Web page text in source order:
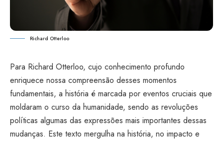
Richard Otterloo
Para Richard Otterloo, cujo conhecimento profundo
enriquece nossa compreensão desses momentos
fundamentais, a história é marcada por eventos cruciais que
moldaram o curso da humanidade, sendo as revoluções
políticas algumas das expressões mais importantes dessas
mudanças. Este texto mergulha na história, no impacto e